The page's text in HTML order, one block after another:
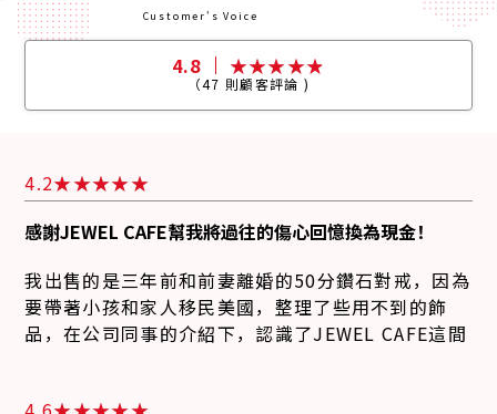
Customer's Voice
4.8
（47 則顧客評論 )
4.2
感謝JEWEL CAFE幫我將過往的傷心回憶換為現金！
我出售的是三年前和前妻離婚的50分鑽石對戒，因為
要帶著小孩和家人移民美國，整理了些用不到的飾
品，在公司同事的介紹下，認識了JEWEL CAFE這間